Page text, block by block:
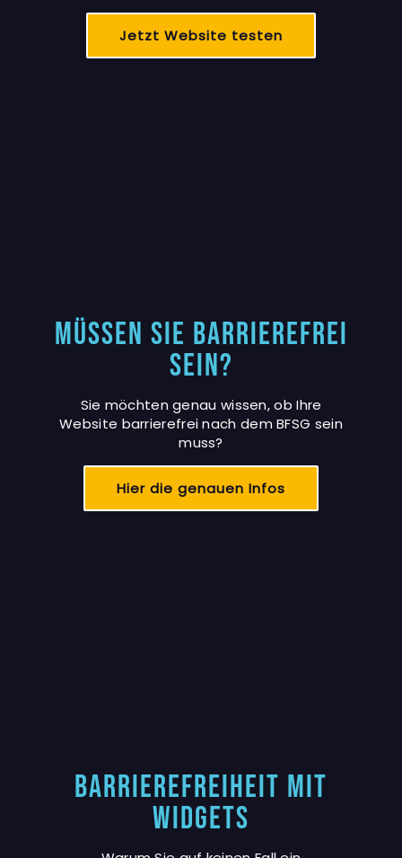
Jetzt Website testen
Müssen Sie Barrierefrei
sein?
Sie möchten genau wissen, ob Ihre
Website barrierefrei nach dem BFSG sein
muss?
Hier die genauen Infos
Barrierefreiheit mit
Widgets